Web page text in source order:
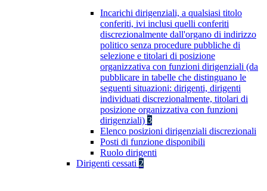
Incarichi dirigenziali, a qualsiasi titolo
conferiti, ivi inclusi quelli conferiti
discrezionalmente dall'organo di indirizzo
politico senza procedure pubbliche di
selezione e titolari di posizione
organizzativa con funzioni dirigenziali (da
pubblicare in tabelle che distinguano le
seguenti situazioni: dirigenti, dirigenti
individuati discrezionalmente, titolari di
posizione organizzativa con funzioni
dirigenziali) 3
Elenco posizioni dirigenziali discrezionali
Posti di funzione disponibili
Ruolo dirigenti
Dirigenti cessati 2